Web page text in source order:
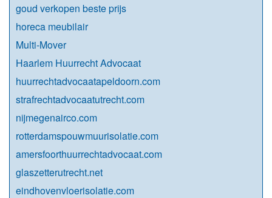
goud verkopen beste prijs
horeca meubilair
Multi-Mover
Haarlem Huurrecht Advocaat
huurrechtadvocaatapeldoorn.com
strafrechtadvocaatutrecht.com
nijmegenairco.com
rotterdamspouwmuurisolatie.com
amersfoorthuurrechtadvocaat.com
glaszetterutrecht.net
eindhovenvloerisolatie.com